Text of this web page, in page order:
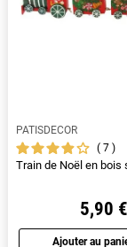
PATISDECOR
7
Train de Noël en bois
5,90 €
Ajouter au